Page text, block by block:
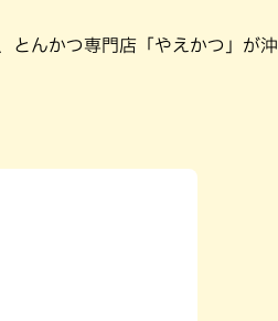
とんかつ専門店「やえかつ」が沖